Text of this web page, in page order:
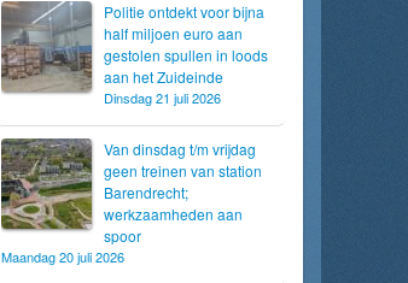
Politie ontdekt voor bijna
half miljoen euro aan
gestolen spullen in loods
aan het Zuideinde
Dinsdag 21 juli 2026
Van dinsdag t/m vrijdag
geen treinen van station
Barendrecht;
werkzaamheden aan
spoor
Maandag 20 juli 2026